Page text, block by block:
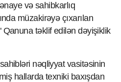
və sahibkarlıq
müzakirəyə çıxarılan
Qanuna təklif edilən dəyişiklik
nəqliyyat vasitəsinin
hallarda texniki baxışdan